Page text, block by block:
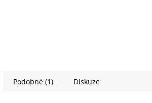
Podobné (1) Diskuze